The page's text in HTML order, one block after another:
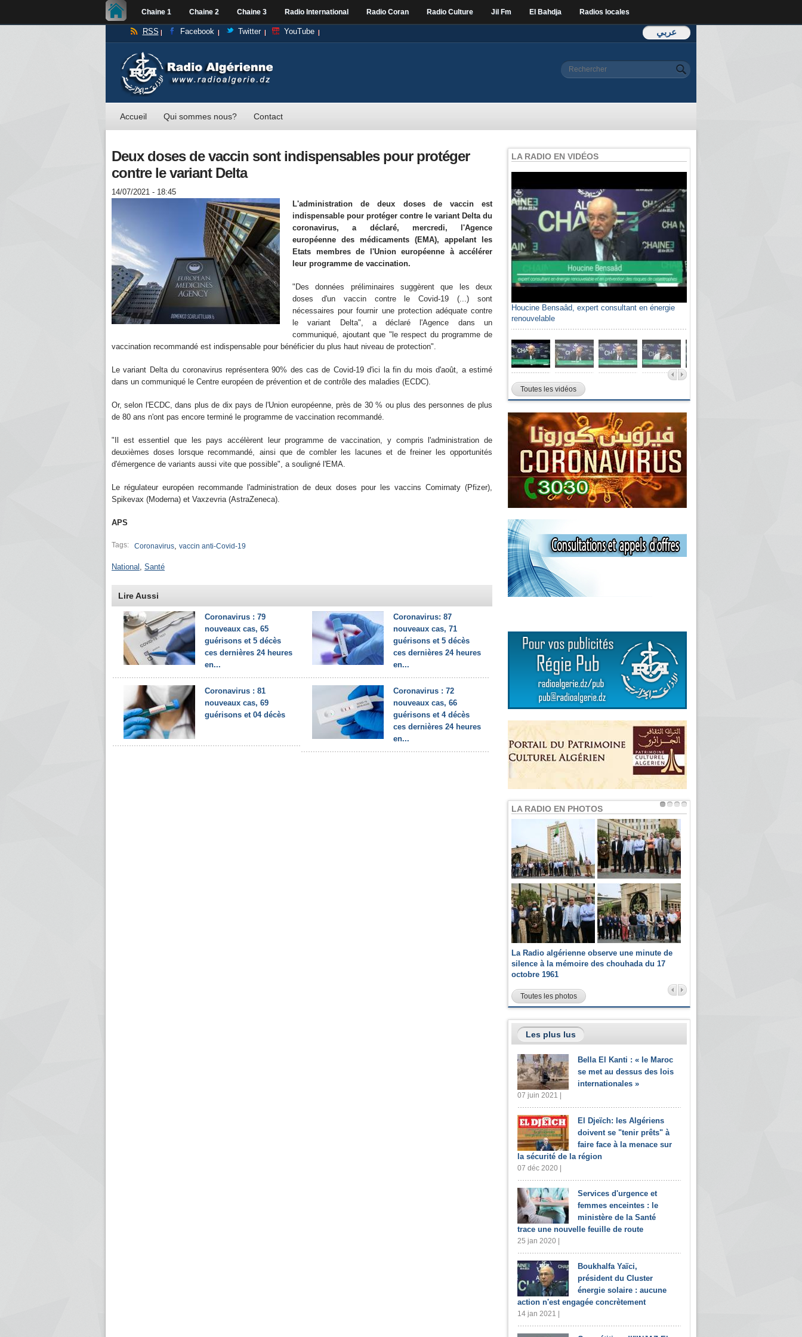
Chaine 1 Chaine 2 Chaine 3 Radio International Radio Coran Radio Culture Jil Fm El Bahdja Radios locales
عربي RSS Facebook Twitter YouTube
Formulaire de
Rechercher
Accueil Qui sommes nous? Contact
Deux doses de vaccin sont indispensables pour protéger
contre le variant Delta
14/07/2021 - 18:45
L'administration de deux doses de vaccin est
indispensable pour protéger contre le variant Delta du
coronavirus, a déclaré, mercredi, l'Agence
européenne des médicaments (EMA), appelant les
Etats membres de l'Union européenne à accélérer
leur programme de vaccination.
"Des données préliminaires suggèrent que les deux
doses d'un vaccin contre le Covid-19 (...) sont
nécessaires pour fournir une protection adéquate contre
le variant Delta", a déclaré l'Agence dans un
communiqué, ajoutant que "le respect du programme de
vaccination recommandé est indispensable pour bénéficier du plus haut niveau de protection".
Le variant Delta du coronavirus représentera 90% des cas de Covid-19 d'ici la fin du mois d'août, a estimé
dans un communiqué le Centre européen de prévention et de contrôle des maladies (ECDC).
Or, selon l'ECDC, dans plus de dix pays de l'Union européenne, près de 30 % ou plus des personnes de plus
de 80 ans n'ont pas encore terminé le programme de vaccination recommandé.
"Il est essentiel que les pays accélèrent leur programme de vaccination, y compris l'administration de
deuxièmes doses lorsque recommandé, ainsi que de combler les lacunes et de freiner les opportunités
d'émergence de variants aussi vite que possible", a souligné l'EMA.
Le régulateur européen recommande l'administration de deux doses pour les vaccins Comirnaty (Pfizer),
Spikevax (Moderna) et Vaxzevria (AstraZeneca).
APS
Tags: Coronavirus, vaccin anti-Covid-19
National , Santé
Lire Aussi
Coronavirus : 79
nouveaux cas, 65
guérisons et 5 décès
ces dernières 24 heures
en...
Coronavirus: 87
nouveaux cas, 71
guérisons et 5 décès
ces dernières 24 heures
en...
Coronavirus : 81
nouveaux cas, 69
guérisons et 04 décès
Coronavirus : 72
nouveaux cas, 66
guérisons et 4 décès
ces dernières 24 heures
en...
LA RADIO EN VIDÉOS
Houcine Bensaâd, expert consultant en énergie
renouvelable
Toutes les vidéos
LA RADIO EN PHOTOS
La Radio algérienne observe une minute de
silence à la mémoire des chouhada du 17
octobre 1961
Toutes les photos
Les plus lus
Bella El Kanti : « le Maroc
se met au dessus des lois
internationales »
07 juin 2021 |
El Djeïch: les Algériens
doivent se "tenir prêts" à
faire face à la menace sur
la sécurité de la région
07 déc 2020 |
Services d'urgence et
femmes enceintes : le
ministère de la Santé
trace une nouvelle feuille de route
25 jan 2020 |
Boukhalfa Yaïci,
président du Cluster
énergie solaire : aucune
action n'est engagée concrètement
14 jan 2021 |